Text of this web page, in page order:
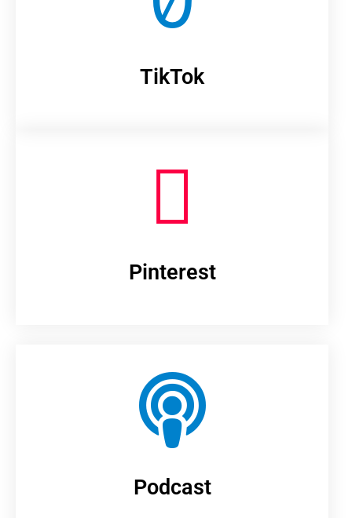
TikTok
Pinterest
Podcast